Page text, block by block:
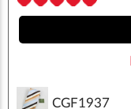
CGF1937